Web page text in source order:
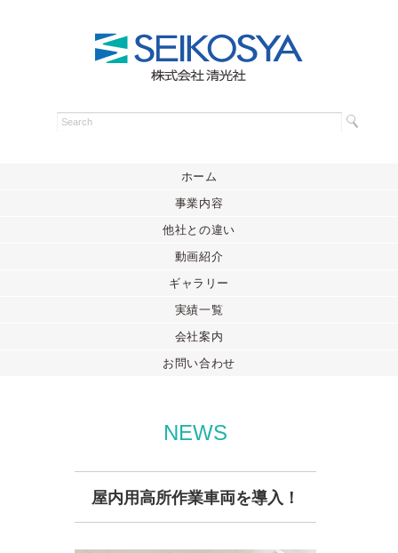
ホーム
事業内容
他社との違い
動画紹介
ギャラリー
実績一覧
会社案内
お問い合わせ
NEWS
屋内用高所作業車両を導入！